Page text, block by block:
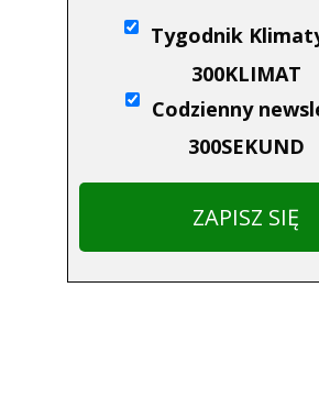
Tygodnik
300KLIMAT
Codzienny
300SEKUND